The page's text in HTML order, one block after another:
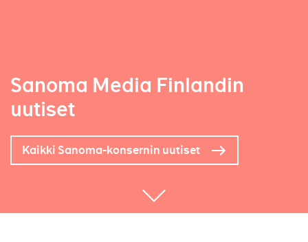
Sanoma Media Finlandin
uutiset
Kaikki Sanoma-konsernin uutiset